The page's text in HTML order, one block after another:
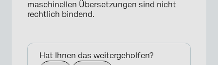
maschinellen Übersetzungen sind nicht
rechtlich bindend.
Hat Ihnen das weitergeholfen?